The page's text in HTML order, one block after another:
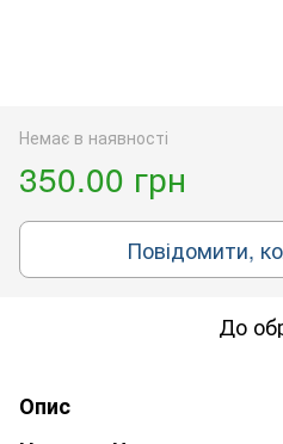
Немає в наявності
350.00 грн
Повідомити,
До
Опис